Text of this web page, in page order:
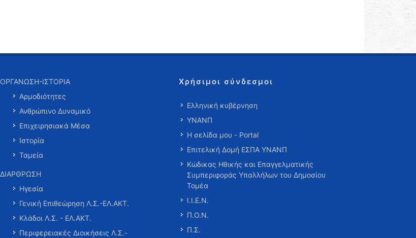
ΟΡΓΑΝΩΣΗ-ΙΣΤΟΡΙΑ
Αρμοδιότητες
Ανθρώπινο Δυναμικό
Επιχειρησιακά Μέσα
Ιστορία
Ταμεία
ΔΙΑΡΘΡΩΣΗ
Ηγεσία
Γενική Επιθεώρηση Λ.Σ.-ΕΛ.ΑΚΤ.
Κλάδοι Λ.Σ. - ΕΛ.ΑΚΤ.
Περιφερειακές Διοικήσεις Λ.Σ.-
Χρήσιμοι σύνδεσμοι
Ελληνική κυβέρνηση
ΥΝΑΝΠ
Η σελίδα μου - Portal
Επιτελική Δομή ΕΣΠΑ ΥΝΑΝΠ
Κώδικας Ηθικής και Επαγγελματικής
Συμπεριφοράς Υπαλλήλων του Δημοσίου
Τομέα
Ι.Ι.Ε.Ν.
Π.Ο.Ν.
Π.Σ.